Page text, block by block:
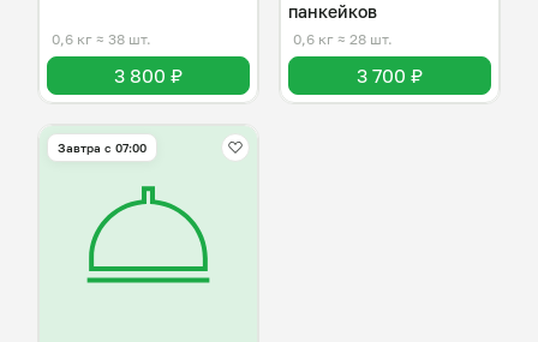
0,6 кг ≈ 38 шт.
3 800 ₽
панкейков
0,6 кг ≈ 28 шт.
3 700 ₽
Завтра c 07:00